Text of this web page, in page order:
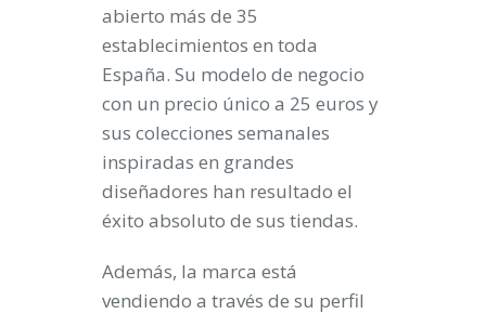
abierto más de 35
establecimientos en toda
España. Su modelo de negocio
con un precio único a 25 euros y
sus colecciones semanales
inspiradas en grandes
diseñadores han resultado el
éxito absoluto de sus tiendas.
Además, la marca está
vendiendo a través de su perfil